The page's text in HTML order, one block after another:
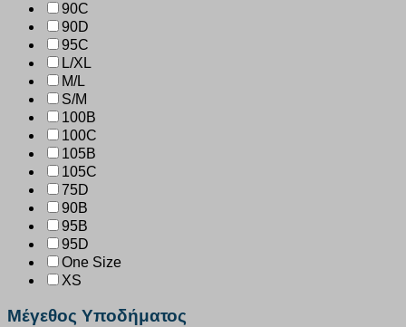
90C
90D
95C
L/XL
M/L
S/M
100B
100C
105B
105C
75D
90B
95B
95D
One Size
XS
Μέγεθος Υποδήματος